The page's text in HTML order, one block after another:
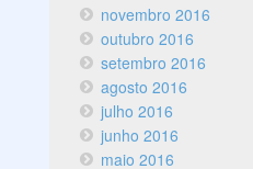
novembro 2016
outubro 2016
setembro 2016
agosto 2016
julho 2016
junho 2016
maio 2016